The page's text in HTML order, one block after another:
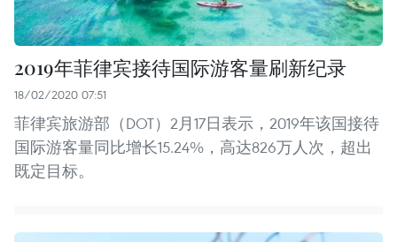
2019年菲律宾接待国际游客量刷新纪录
18/02/2020 07:51
菲律宾旅游部（DOT）2月17日表示，2019年该国接待
国际游客量同比增长15.24%，高达826万人次，超出
既定目标。